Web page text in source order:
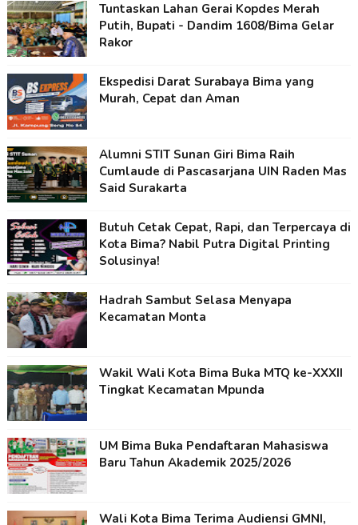
Tuntaskan Lahan Gerai Kopdes Merah
Putih, Bupati - Dandim 1608/Bima Gelar
Rakor
Ekspedisi Darat Surabaya Bima yang
Murah, Cepat dan Aman
Alumni STIT Sunan Giri Bima Raih
Cumlaude di Pascasarjana UIN Raden Mas
Said Surakarta
Butuh Cetak Cepat, Rapi, dan Terpercaya di
Kota Bima? Nabil Putra Digital Printing
Solusinya!
Hadrah Sambut Selasa Menyapa
Kecamatan Monta
Wakil Wali Kota Bima Buka MTQ ke-XXXII
Tingkat Kecamatan Mpunda
UM Bima Buka Pendaftaran Mahasiswa
Baru Tahun Akademik 2025/2026
Wali Kota Bima Terima Audiensi GMNI,